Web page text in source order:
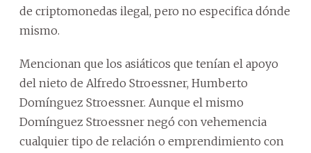
de criptomonedas ilegal, pero no especifica dónde
mismo.
Mencionan que los asiáticos que tenían el apoyo
del nieto de Alfredo Stroessner, Humberto
Domínguez Stroessner. Aunque el mismo
Domínguez Stroessner negó con vehemencia
cualquier tipo de relación o emprendimiento con